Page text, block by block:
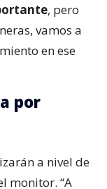
, pero
vamos a
en ese
por
a nivel de
monitor. “A